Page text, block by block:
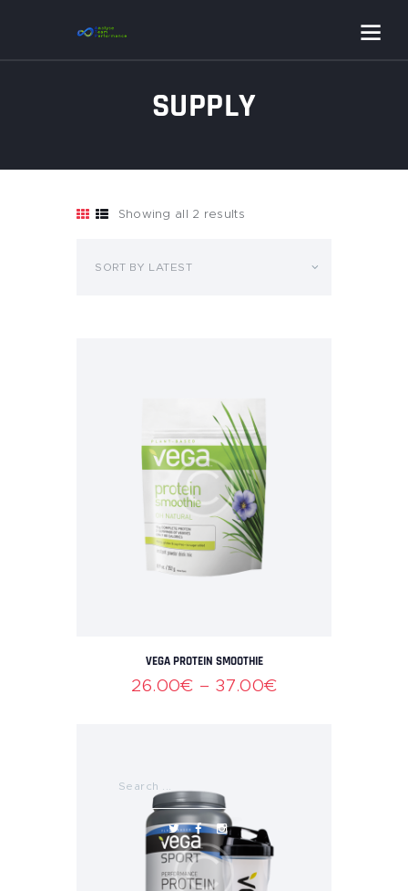
SUPPLY
Showing all 2 results
VEGA PROTEIN SMOOTHIE
26.00€ – 37.00€